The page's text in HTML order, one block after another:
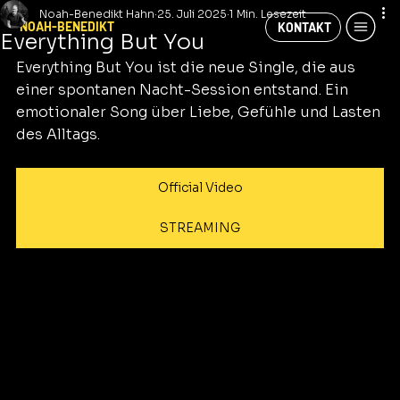
NOAH-BENEDIKT KONTAKT
Everything But You
Noah-Benedikt Hahn 25. Juli 2025 1 Min. Lesezeit
Everything But You ist die neue Single, die aus
einer spontanen Nacht-Session entstand. Ein
emotionaler Song über Liebe, Gefühle und Lasten
des Alltags.
Official Video
STREAMING